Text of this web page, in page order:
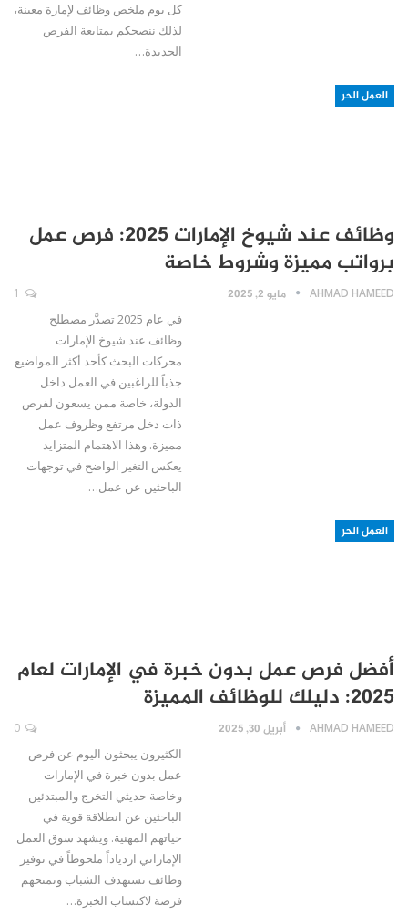
كل يوم ملخص وظائف لإمارة معينة،
لذلك ننصحكم بمتابعة الفرص
الجديدة…
العمل الحر
وظائف عند شيوخ الإمارات 2025: فرص عمل
برواتب مميزة وشروط خاصة
AHMAD HAMEED مايو 2, 2025
في عام 2025 تصدَّر مصطلح
وظائف عند شيوخ الإمارات
محركات البحث كأحد أكثر المواضيع
جذباً للراغبين في العمل داخل
الدولة، خاصة ممن يسعون لفرص
ذات دخل مرتفع وظروف عمل
مميزة. وهذا الاهتمام المتزايد
يعكس التغير الواضح في توجهات
الباحثين عن عمل…
العمل الحر
أفضل فرص عمل بدون خبرة في الإمارات لعام
2025: دليلك للوظائف المميزة
AHMAD HAMEED أبريل 30, 2025
الكثيرون يبحثون اليوم عن فرص
عمل بدون خبرة في الإمارات
وخاصة حديثي التخرج والمبتدئين
الباحثين عن انطلاقة قوية في
حياتهم المهنية. ويشهد سوق العمل
الإماراتي ازدياداً ملحوظاً في توفير
وظائف تستهدف الشباب وتمنحهم
فرصة لاكتساب الخبرة…